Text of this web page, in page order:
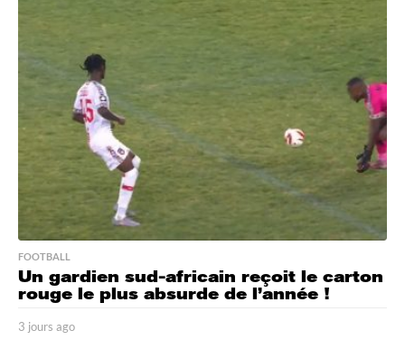
o
FOOTBALL
Un gardien sud-africain reçoit le carton
rouge le plus absurde de l’année !
3 jours ago